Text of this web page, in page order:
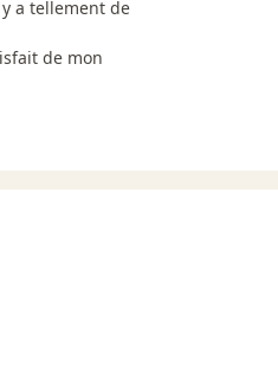
y a tellement de
de mon